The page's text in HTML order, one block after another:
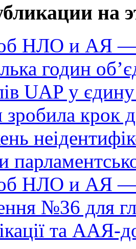
на
НЛО и АЯ —
годин
UAP у
крок
НЛО и АЯ —
№36 для
та ААЯ-